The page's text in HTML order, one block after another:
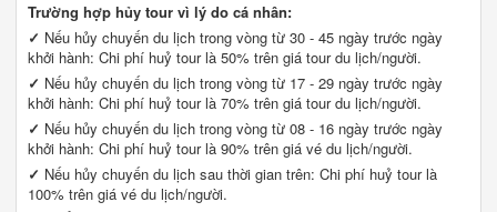
Trường hợp hủy tour vì lý do cá nhân:
✓ Nếu hủy chuyến du lịch trong vòng từ 30 - 45 ngày trước ngày
khởi hành: Chi phí huỷ tour là 50% trên giá tour du lịch/người.
✓ Nếu hủy chuyến du lịch trong vòng từ 17 - 29 ngày trước ngày
khởi hành: Chi phí huỷ tour là 70% trên giá tour du lịch/người.
✓ Nếu hủy chuyến du lịch trong vòng từ 08 - 16 ngày trước ngày
khởi hành: Chi phí huỷ tour là 90% trên giá vé du lịch/người.
✓ Nếu hủy chuyến du lịch sau thời gian trên: Chi phí huỷ tour là
100% trên giá vé du lịch/người.